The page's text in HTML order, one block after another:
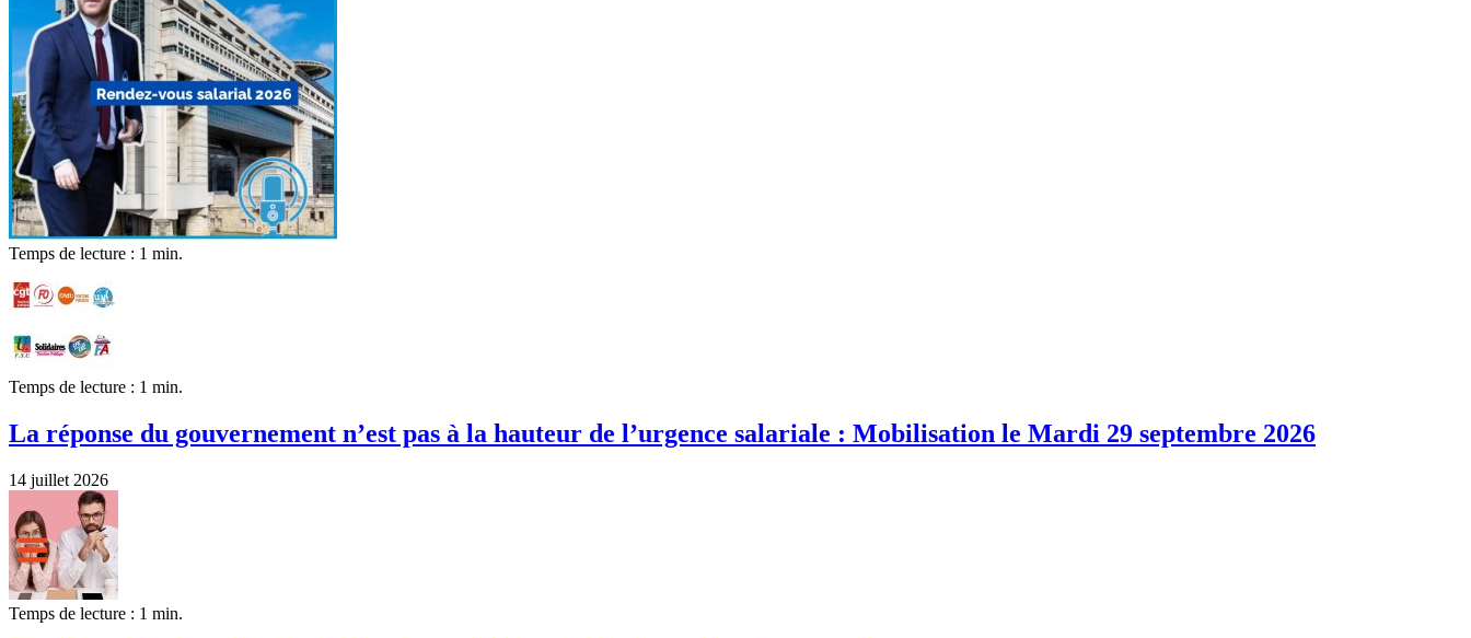
Temps de lecture : 1 min.
Temps de lecture : 1 min.
La réponse du gouvernement n’est pas à la hauteur de l’urgence salariale : Mobilisation le Mardi 29 septembre 2026
14 juillet 2026
Temps de lecture : 1 min.